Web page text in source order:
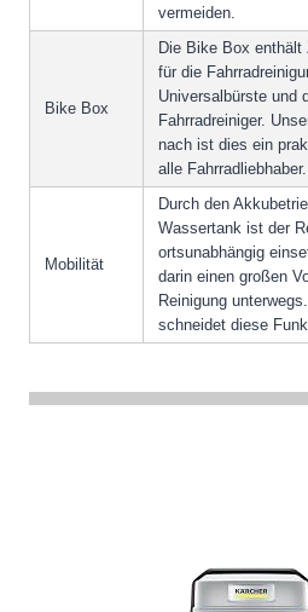
vermeiden.
Bike Box
Die Bike Box enthält
für die
Universalbürste und
Fahrradreiniger.
nach ist dies ein
alle Fahrradliebhaber.
Mobilität
Durch den
Wassertank ist der
ortsunabhängig
darin einen großen
Reinigung
schneidet diese